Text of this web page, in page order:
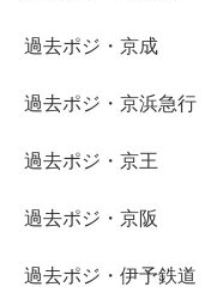
過去ポジ・京成
過去ポジ・京浜急行
過去ポジ・京王
過去ポジ・京阪
過去ポジ・伊予鉄道